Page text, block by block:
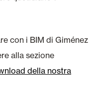
con i BIM di Giménez
alla sezione
della nostra